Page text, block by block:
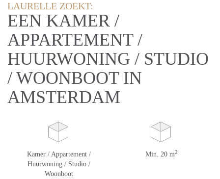
LAURELLE ZOEKT:
EEN KAMER /
APPARTEMENT /
HUURWONING / STUDIO
/ WOONBOOT IN
AMSTERDAM
Kamer / Appartement /
Huurwoning / Studio /
Woonboot
Min. 20 m2